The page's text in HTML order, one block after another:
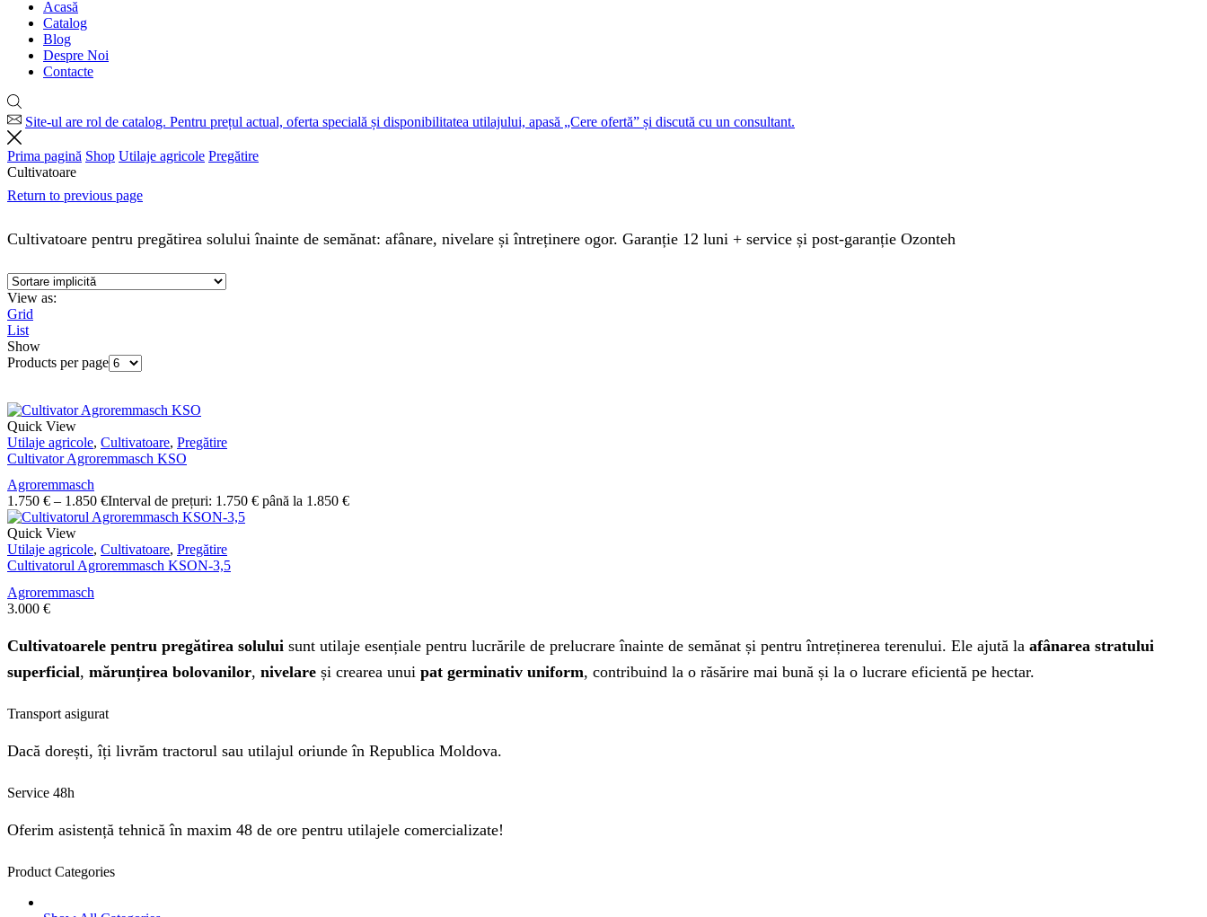
Acasă
Catalog
Blog
Despre Noi
Contacte
Site-ul are rol de catalog. Pentru prețul actual, oferta specială și disponibilitatea utilajului, apasă „Cere ofertă” și discută cu un consultant.
Prima pagină Shop Utilaje agricole Pregătire
Cultivatoare
Return to previous page
Cultivatoare pentru pregătirea solului înainte de semănat: afânare, nivelare și întreținere ogor. Garanție 12 luni + service și post-garanție Ozonteh
View as:
Grid
List
Show
Products per page
Quick View
Utilaje agricole, Cultivatoare, Pregătire
Cultivator Agroremmasch KSO
Agroremmasch
1.750 € – 1.850 €Interval de prețuri: 1.750 € până la 1.850 €
Quick View
Utilaje agricole, Cultivatoare, Pregătire
Cultivatorul Agroremmasch KSON-3,5
Agroremmasch
3.000 €
Cultivatoarele pentru pregătirea solului sunt utilaje esențiale pentru lucrările de prelucrare înainte de semănat și pentru întreținerea terenului. Ele ajută la afânarea stratului
superficial, mărunțirea bolovanilor, nivelare și crearea unui pat germinativ uniform, contribuind la o răsărire mai bună și la o lucrare eficientă pe hectar.
Transport asigurat
Dacă dorești, îți livrăm tractorul sau utilajul oriunde în Republica Moldova.
Service 48h
Oferim asistență tehnică în maxim 48 de ore pentru utilajele comercializate!
Product Categories